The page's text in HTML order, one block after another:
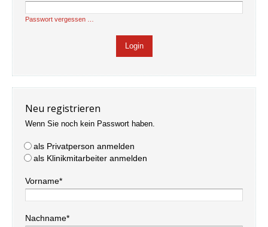
Passwort vergessen …
Neu registrieren
Wenn Sie noch kein Passwort haben.
als Privatperson anmelden
als Klinikmitarbeiter anmelden
Vorname*
Nachname*